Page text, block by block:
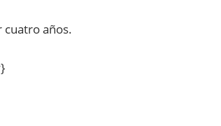
cuatro años.